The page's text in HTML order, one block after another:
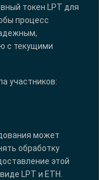
токен LPT для
процесс
с текущими
участников:
может
обработку
этой
LPT и ETH.